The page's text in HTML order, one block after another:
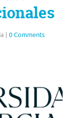
| 0 Comments